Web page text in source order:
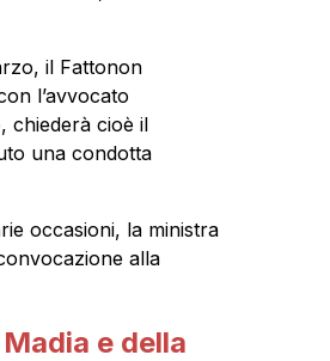
il Fattonon
l’avvocato
chiederà cioè il
una condotta
occasioni, la ministra
alla
e della